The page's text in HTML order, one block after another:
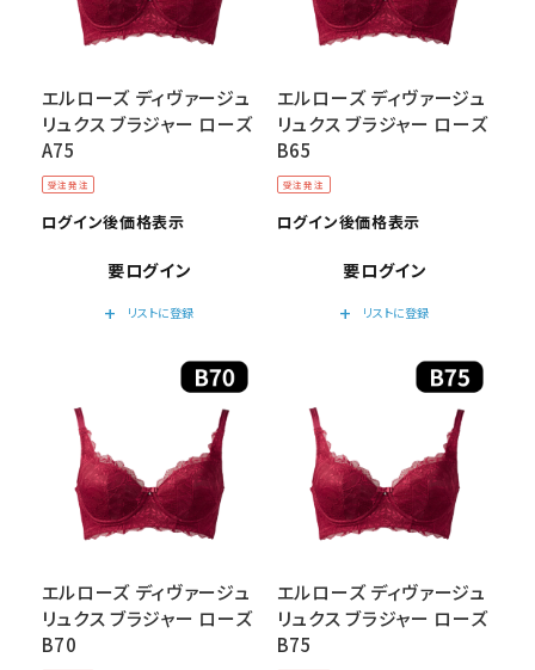
受注発注
エルローズ ディヴァージュ
リュクス ブラジャー ローズ
A75
ログイン後価格表示
要ログイン
add
リストに登録
受注発注
エルローズ ディヴァージュ
リュクス ブラジャー ローズ
B65
ログイン後価格表示
要ログイン
add
リストに登録
エルローズ ディヴァージュ
リュクス ブラジャー ローズ
B70
エルローズ ディヴァージュ
リュクス ブラジャー ローズ
B75